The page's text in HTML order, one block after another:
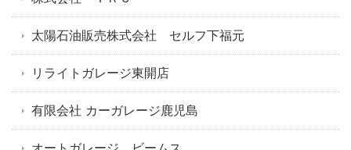
太陽石油販売株式会社 セルフ下福元
リライトガレージ東開店
有限会社 カーガレージ鹿児島